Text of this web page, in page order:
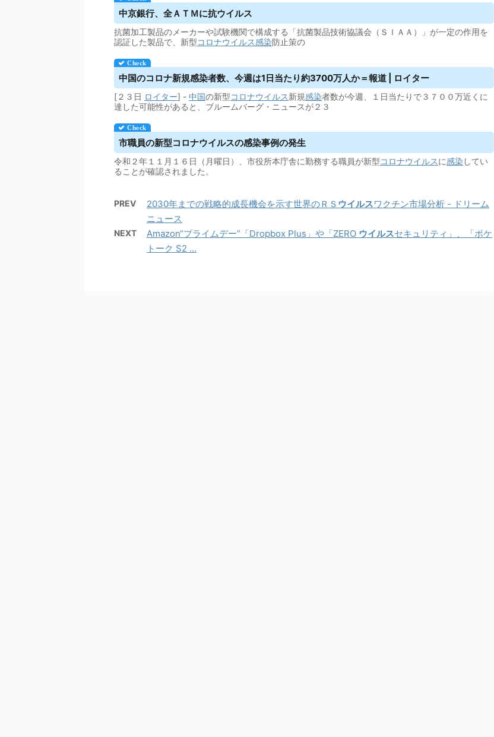
中京銀行、全ＡＴＭに抗ウイルス
抗菌加工製品のメーカーや試験機関で構成する「抗菌製品技術協議会（ＳＩＡＡ）」が一定の作用を
認証した製品で、新型コロナウイルス感染防止策の
中国のコロナ新規感染者数、今週は1日当たり約3700万人か＝報道 | ロイター
[２３日 ロイター] - 中国の新型コロナウイルス新規感染者数が今週、１日当たりで３７００万近くに
達した可能性があると、ブルームバーグ・ニュースが２３
市職員の新型コロナウイルスの感染事例の発生
令和２年１１月１６日（月曜日）、市役所本庁舎に勤務する職員が新型コロナウイルスに感染 してい
ることが確認されました。
PREV 2030年までの戦略的成長機会を示す世界のＲＳ ウイルスワクチン市場分析 - ドリーム
ニュース
NEXT Amazon“プライムデー”「Dropbox Plus」や「ZERO ウイルスセキュリティ」、「ポケ
トーク S2 ...